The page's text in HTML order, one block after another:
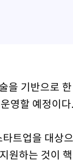
을 기반으로
영할 예정이다.
트업을 대상
원하는 것이